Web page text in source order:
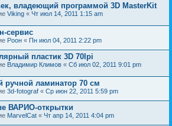
владеющий программой 3D MasterKit
Viking « Чт июл 14, 2011 1:15 am
сервис
Pоон « Пн июл 04, 2011 2:22 pm
пластик 3D 70lpi
Владимир Климов « Сб июл 02, 2011 9:01 pm
ламинатор 70 см
3d-fotograf « Ср июн 22, 2011 5:59 pm
ВАРИО-открытки
MarvelCat « Чт апр 14, 2011 4:04 pm